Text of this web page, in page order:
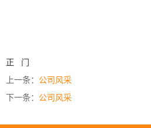
正 门
上一条： 公司风采
下一条： 公司风采